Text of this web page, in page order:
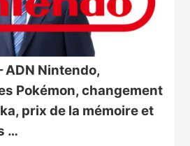
ADN Nintendo,
Pokémon, changement
prix de la mémoire et
…